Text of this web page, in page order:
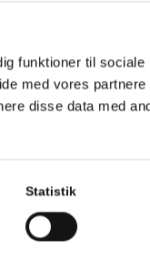
funktioner til
med vores partnere
disse data med
Statistik
det formål at
Du kan